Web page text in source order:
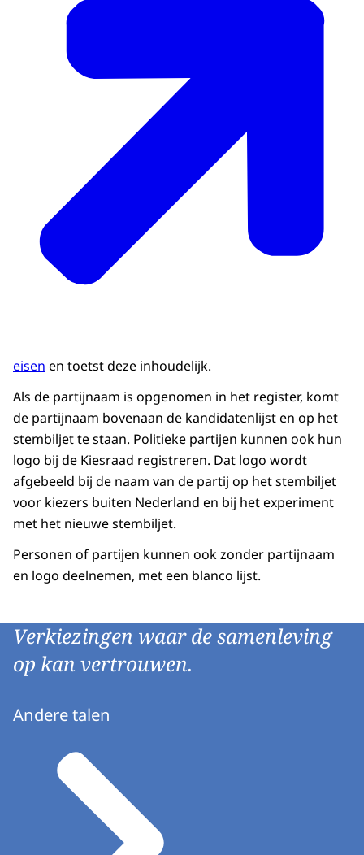
eisen en toetst deze inhoudelijk.
Als de partijnaam is opgenomen in het register, komt
de partijnaam bovenaan de kandidatenlijst en op het
stembiljet te staan. Politieke partijen kunnen ook hun
logo bij de Kiesraad registreren. Dat logo wordt
afgebeeld bij de naam van de partij op het stembiljet
voor kiezers buiten Nederland en bij het experiment
met het nieuwe stembiljet.
Personen of partijen kunnen ook zonder partijnaam
en logo deelnemen, met een blanco lijst.
Verkiezingen waar de samenleving
op kan vertrouwen.
Andere talen